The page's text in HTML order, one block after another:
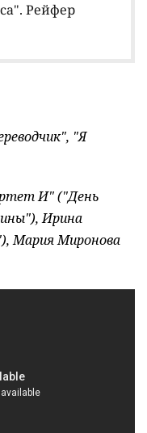
Рейфер
"Я
И" ("День
Ирина
Мария Миронова